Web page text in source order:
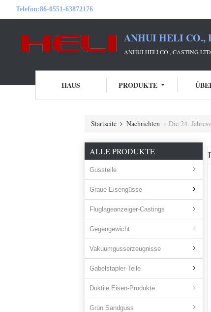
Telefon:86-0551-63872176
ANHUI HELI CO.,
ANHUI HELI CO., CASTING
HAUS PRODUKTE
Startseite Nachrichten Die 24.
ALLE PRODUKTE
Gussteile
Graue Eisengüsse
Fluglageanzeiger-Castings
Gegengewicht
Vakuumgusserzeugnisse
Gabelstapler-Teile
Duktile Eisen-Produkte
Grün Sandguss